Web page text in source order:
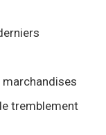
tremblement